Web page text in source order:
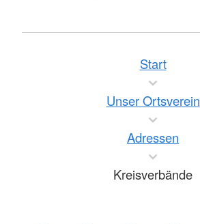
Start
Unser Ortsverein
Adressen
Kreisverbände